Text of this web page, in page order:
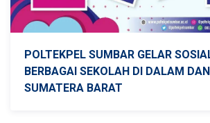
POLTEKPEL SUMBAR GELAR
BERBAGAI SEKOLAH DI DALAM
SUMATERA BARAT